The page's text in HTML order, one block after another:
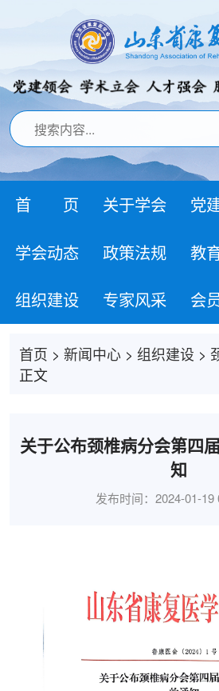
首 页 关于学会 党
学会动态 政策法规 教
组织建设 专家风采 会
首页 > 新闻中心> 组织建设 >
正文
关于公布颈椎病分会第四
知
发布时间：2024-01-19